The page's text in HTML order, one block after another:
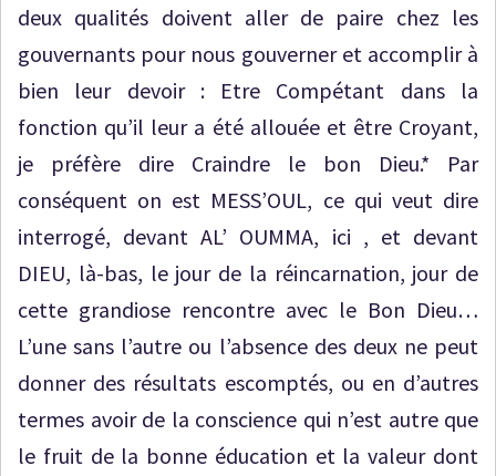
deux qualités doivent aller de paire chez les
gouvernants pour nous gouverner et accomplir à
bien leur devoir : Etre Compétant dans la
fonction qu’il leur a été allouée et être Croyant,
je préfère dire Craindre le bon Dieu.* Par
conséquent on est MESS’OUL, ce qui veut dire
interrogé, devant AL’ OUMMA, ici , et devant
DIEU, là-bas, le jour de la réincarnation, jour de
cette grandiose rencontre avec le Bon Dieu…
L’une sans l’autre ou l’absence des deux ne peut
donner des résultats escomptés, ou en d’autres
termes avoir de la conscience qui n’est autre que
le fruit de la bonne éducation et la valeur dont